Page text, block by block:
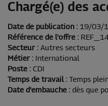
Chargé(e) des
Date de publication : 19/03/
Référence de l'offre :
Secteur : Autres secteurs
Métier : International
Poste : CDI
Temps de travail : Temps
Date d'embauche : dès que